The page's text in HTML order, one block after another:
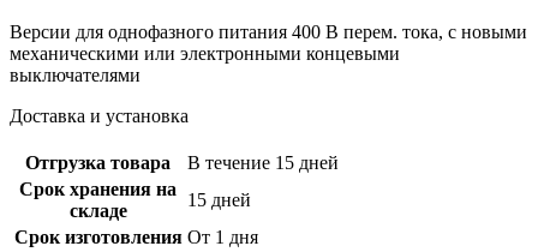
Версии для однофазного питания 400 В перем. тока, с новыми
механическими или электронными концевыми
выключателями
Доставка и установка
Отгрузка товара
В течение 15 дней
Срок хранения на
складе
15 дней
Срок изготовления От 1 дня